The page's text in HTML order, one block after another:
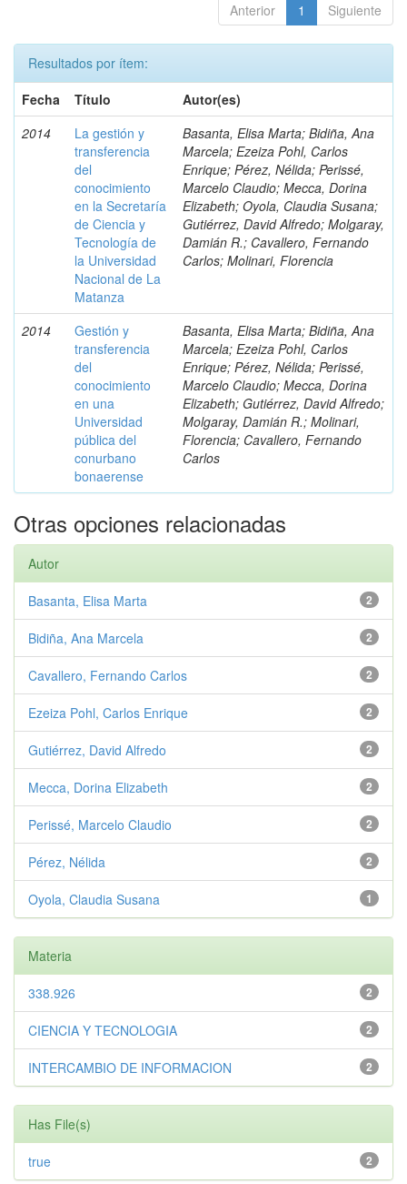
Anterior 1 Siguiente
Resultados por ítem:
Fecha
Título
Autor(es)
2014
La gestión y
transferencia
del
conocimiento
en la Secretaría
de Ciencia y
Tecnología de
la Universidad
Nacional de La
Matanza
Basanta, Elisa Marta; Bidiña, Ana
Marcela; Ezeiza Pohl, Carlos
Enrique; Pérez, Nélida; Perissé,
Marcelo Claudio; Mecca, Dorina
Elizabeth; Oyola, Claudia Susana;
Gutiérrez, David Alfredo; Molgaray,
Damián R.; Cavallero, Fernando
Carlos; Molinari, Florencia
2014
Gestión y
transferencia
del
conocimiento
en una
Universidad
pública del
conurbano
bonaerense
Basanta, Elisa Marta; Bidiña, Ana
Marcela; Ezeiza Pohl, Carlos
Enrique; Pérez, Nélida; Perissé,
Marcelo Claudio; Mecca, Dorina
Elizabeth; Gutiérrez, David Alfredo;
Molgaray, Damián R.; Molinari,
Florencia; Cavallero, Fernando
Carlos
Otras opciones relacionadas
Autor
2
Basanta, Elisa Marta
2
Bidiña, Ana Marcela
2
Cavallero, Fernando Carlos
2
Ezeiza Pohl, Carlos Enrique
2
Gutiérrez, David Alfredo
2
Mecca, Dorina Elizabeth
2
Perissé, Marcelo Claudio
2
Pérez, Nélida
1
Oyola, Claudia Susana
Materia
2
338.926
2
CIENCIA Y TECNOLOGIA
2
INTERCAMBIO DE INFORMACION
Has File(s)
2
true